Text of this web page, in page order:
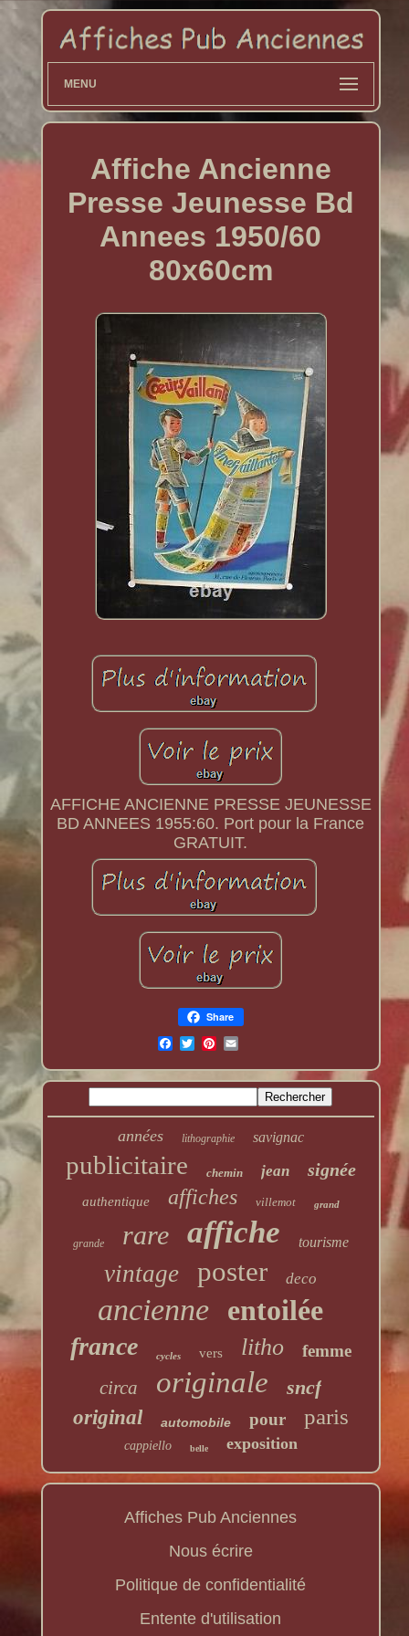
MENU
Affiche Ancienne
Presse Jeunesse Bd
Annees 1950/60
80x60cm
AFFICHE ANCIENNE PRESSE JEUNESSE
BD ANNEES 1955:60. Port pour la France
GRATUIT.
Share
années lithographie savignac
publicitaire chemin jean signée
authentique affiches villemot grand
grande rare affiche tourisme
vintage poster deco
ancienne entoilée
france cycles vers litho femme
circa originale
sncf
original
automobile pour paris
cappiello belle exposition
Affiches Pub Anciennes
Nous écrire
Politique de confidentialité
Entente d'utilisation